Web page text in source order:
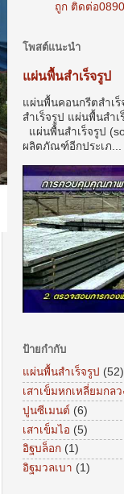
ถูก ติดต่อ
โพสต์แนะนำ
แผ่นพื้นสำเร็จรูป
แผ่นพื้นคอนกรีตสำเ
สำเร็จรูป แผ่นพื้นสำ
แผ่นพื้นสำเร็จรูป
ผลิตภัณฑ์อีกประเภ...
ป้ายกำกับ
แผ่นพื้นสำเร็จรูป (52)
เสาเข็มหกเหลี่ยมกลว
ปูนซีเมนต์ (6)
เสาเข็มไอ (5)
อิฐบล็อก (1)
อิฐมวลเบา (1)